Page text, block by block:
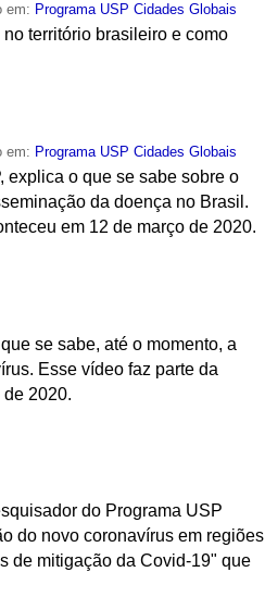
em: Programa USP Cidades Globais
território brasileiro e como
em: Programa USP Cidades Globais
explica o que se sabe sobre o
da doença no Brasil.
em 12 de março de 2020.
se sabe, até o momento, a
Esse vídeo faz parte da
2020.
do Programa USP
do novo coronavírus em regiões
de mitigação da Covid-19" que